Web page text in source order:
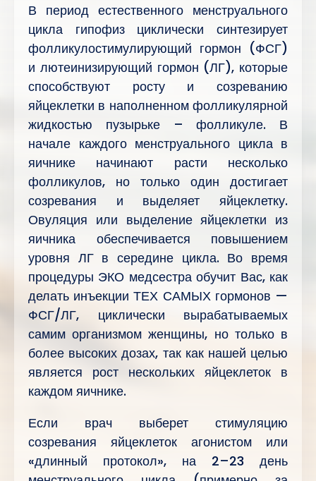
В период естественного менструального
цикла гипофиз циклически синтезирует
фолликулостимулирующий гормон (ФСГ)
и лютеинизирующий гормон (ЛГ), которые
способствуют росту и созреванию
яйцеклетки в наполненном фолликулярной
жидкостью пузырьке – фолликуле. В
начале каждого менструального цикла в
яичнике начинают расти несколько
фолликулов, но только один достигает
созревания и выделяет яйцеклетку.
Овуляция или выделение яйцеклетки из
яичника обеспечивается повышением
уровня ЛГ в середине цикла. Во время
процедуры ЭКО медсестра обучит Вас, как
делать инъекции ТЕХ САМЫХ гормонов —
ФСГ/ЛГ, циклически вырабатываемых
самим организмом женщины, но только в
более высоких дозах, так как нашей целью
является рост нескольких яйцеклеток в
каждом яичнике.
Если врач выберет стимуляцию
созревания яйцеклеток агонистом или
«длинный протокол», на 2–23 день